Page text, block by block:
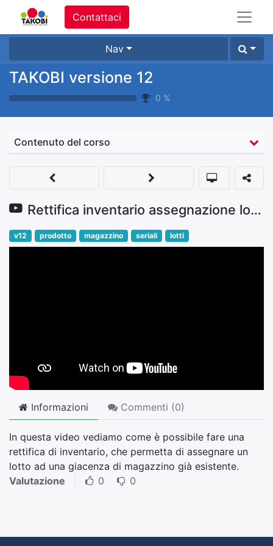
Contattaci
Nav
TAKOBI versione 12
0 %
Contenuto del corso
Rettifica inventario assegnazione lotto
v12 prodotto magazzino seriali lotti
Informazioni Commenti (0)
In questa video vediamo come è possibile fare una
rettifica di inventario, che permetta di assegnare un
lotto ad una giacenza di magazzino già esistente.
Valutazione
0 0